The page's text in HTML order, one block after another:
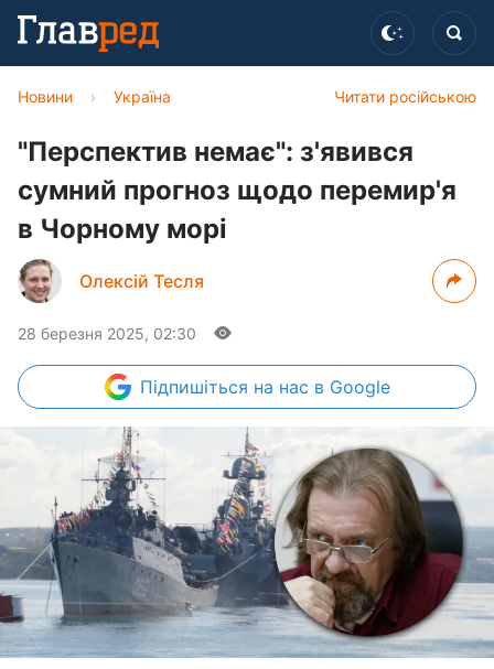
Читати російською
Новини › Україна
"Перспектив немає": з'явився
сумний прогноз щодо перемир'я
в Чорному морі
Олексій Тесля
28 березня 2025, 02:30
Підпишіться на нас в Google